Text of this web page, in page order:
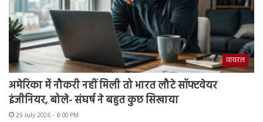
वायरल
अमेरिका में नौकरी नहीं मिली तो भारत लौटे सॉफ्टवेयर
इंजीनियर, बोले- संघर्ष ने बहुत कुछ सिखाया
29 July 2026 - 8:00 PM